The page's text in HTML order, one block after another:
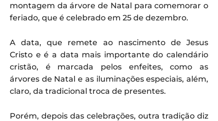
montagem da árvore de Natal para comemorar o
feriado, que é celebrado em 25 de dezembro.
A data, que remete ao nascimento de Jesus
Cristo e é a data mais importante do calendário
cristão, é marcada pelos enfeites, como as
árvores de Natal e as iluminações especiais, além,
claro, da tradicional troca de presentes.
Porém, depois das celebrações, outra tradição diz